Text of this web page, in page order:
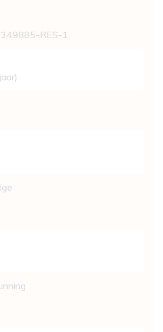
RES-1